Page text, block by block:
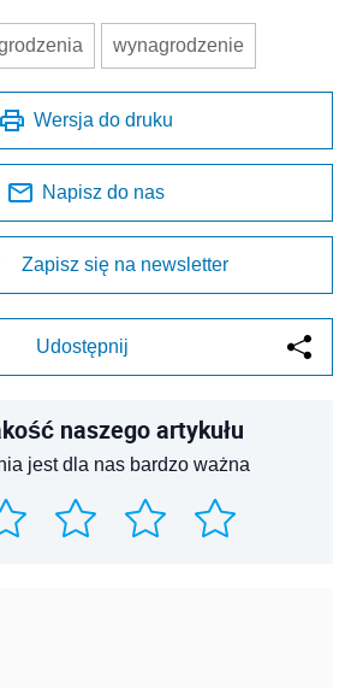
wynagrodzenie
Wersja do druku
Napisz do nas
Zapisz się na newsletter
Udostępnij
naszego artykułu
jest dla nas bardzo ważna